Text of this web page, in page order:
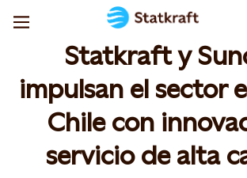
Statkraft y
impulsan el sector
Chile con
servicio de alta